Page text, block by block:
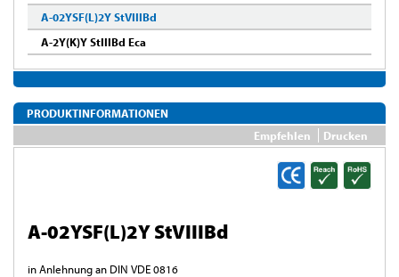
A-02YSF(L)2Y StVIIIBd
A-2Y(K)Y StIIIBd Eca
PRODUKTINFORMATIONEN
Empfehlen
Drucken
A-02YSF(L)2Y StVIIIBd
in Anlehnung an DIN VDE 0816